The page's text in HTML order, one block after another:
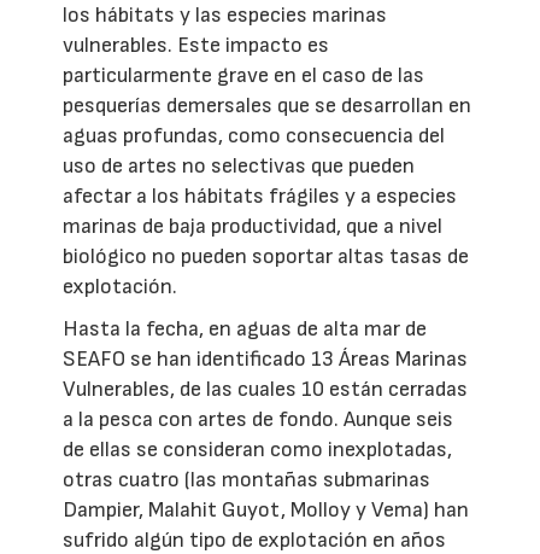
los hábitats y las especies marinas
vulnerables. Este impacto es
particularmente grave en el caso de las
pesquerías demersales que se desarrollan en
aguas profundas, como consecuencia del
uso de artes no selectivas que pueden
afectar a los hábitats frágiles y a especies
marinas de baja productividad, que a nivel
biológico no pueden soportar altas tasas de
explotación.
Hasta la fecha, en aguas de alta mar de
SEAFO se han identificado 13 Áreas Marinas
Vulnerables, de las cuales 10 están cerradas
a la pesca con artes de fondo. Aunque seis
de ellas se consideran como inexplotadas,
otras cuatro (las montañas submarinas
Dampier, Malahit Guyot, Molloy y Vema) han
sufrido algún tipo de explotación en años